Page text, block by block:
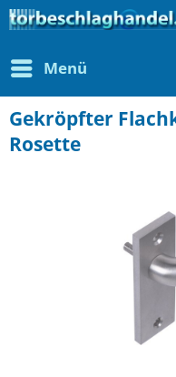
Menü
Gekröpfter
Rosette